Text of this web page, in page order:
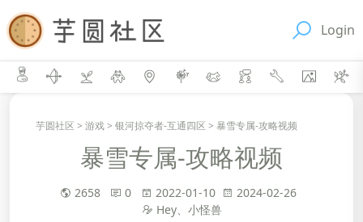
Login
芋圆社区 > 游戏> 银河掠夺者-互通四区 > 暴雪专属-攻略视频
暴雪专属-攻略视频
2658 0 2022-01-10
2024-02-26
Hey、小怪兽